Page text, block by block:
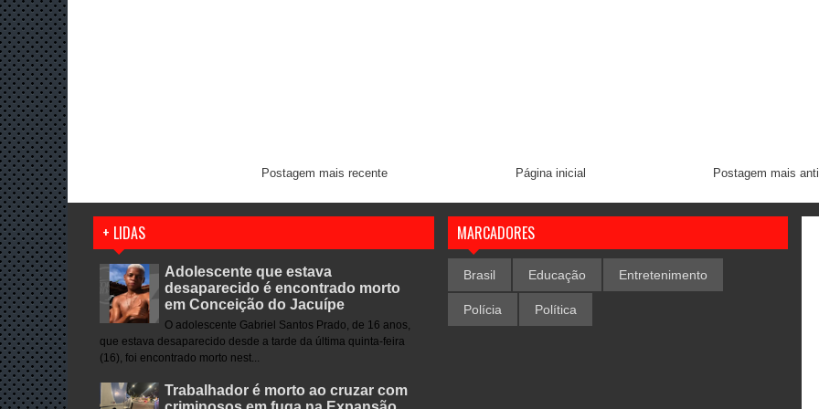
Postagem mais recente Postagem mais
Página inicial
+ LIDAS
Adolescente que estava
desaparecido é encontrado morto
em Conceição do Jacuípe
O adolescente Gabriel Santos Prado, de 16 anos,
que estava desaparecido desde a tarde da última quinta-feira
(16), foi encontrado morto nest...
Trabalhador é morto ao cruzar com
MARCADORES
Brasil Educação Entretenimento
Polícia Política